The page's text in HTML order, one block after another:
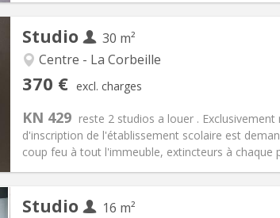
Studio
30 m²
Centre - La Corbeille
370 € excl. charges
KN 429 reste 2 studios a louer .
d'inscription de l'établissement scolaire est
coup feu à tout l'immeuble, extincteurs à chaque
Arrangement
Bathroom:Private bathroom
Surface:30 m2
Studio
16 m²